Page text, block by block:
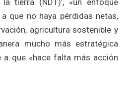
tierra (NDT)’, «un enfoque
que no haya pérdidas netas,
agricultura sostenible y
mucho más estratégica
a que «hace falta más acción